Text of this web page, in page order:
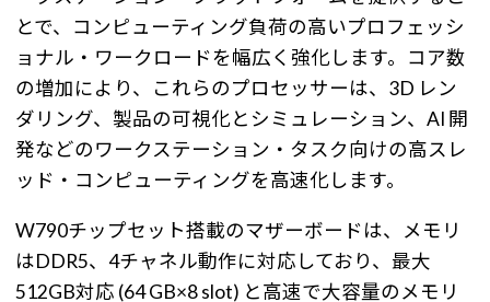
とで、コンピューティング負荷の高いプロフェッシ
ョナル・ワークロードを幅広く強化します。コア数
の増加により、これらのプロセッサーは、3D レン
ダリング、製品の可視化とシミュレーション、AI 開
発などのワークステーション・タスク向けの高スレ
ッド・コンピューティングを高速化します。
W790チップセット搭載のマザーボードは、メモリ
はDDR5、4チャネル動作に対応しており、最大
512GB対応 (64 GB×8 slot) と高速で大容量のメモリ